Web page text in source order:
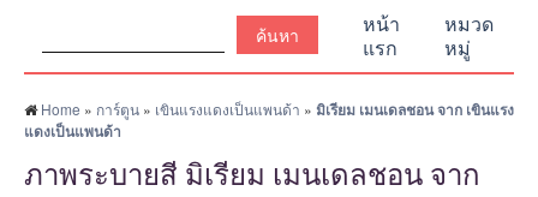
หน้า
แรก
หมวด
หมู่
Home » การ์ตูน » เขินแรงแดงเป็นแพนด้า » มิเรียม เมนเดลชอน จาก เขินแรง
แดงเป็นแพนด้า
ภาพระบายสี มิเรียม เมนเดลชอน จาก